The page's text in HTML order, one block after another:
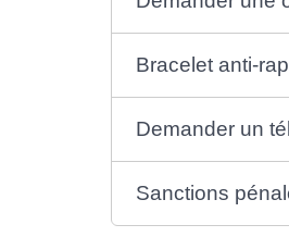
Bracelet anti-
Demander un
Sanctions